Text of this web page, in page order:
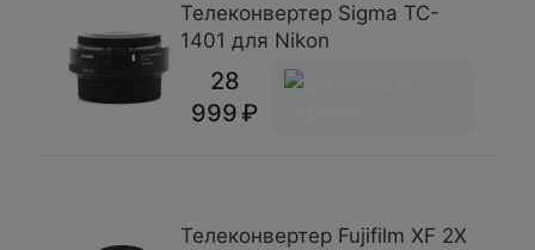
Телеконвертер Sigma TC-
1401 для Nikon
28
999
Телеконвертер Fujifilm XF 2X